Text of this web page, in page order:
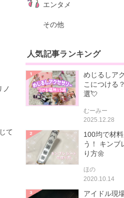
ノ
て
エンタメ
その他
人気記事ランキング
めじるしア
こにつける
選💘
むーみー
2025.12.28
100均で材
う！ キンブ
り方🌼
ほの
2020.10.14
アイドル現